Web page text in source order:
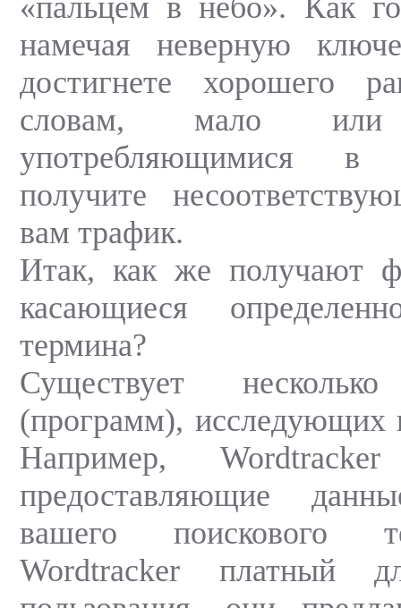
намечая неверную
достигнете хорошего
словам, мало
употребляющимися в
получите
вам трафик.
Итак, как же получают
касающиеся
термина?
Существует
(программ), исследующих
Например,
предоставляющие
вашего поискового
Wordtracker платный